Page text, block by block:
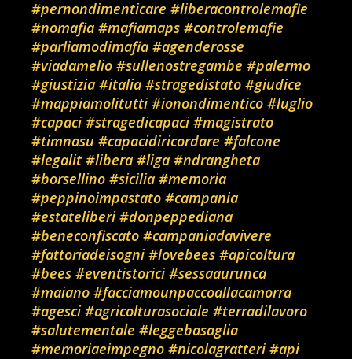
#pernondimenticare #liberacontrolemafie
#nomafia #mafiamaps #controlemafie
#parliamodimafia #agenderosse
#viadamelio #sullenostregambe #palermo
#giustizia #italia #stragedistato #giudice
#mappiamolitutti #ionondimentico #luglio
#capaci #stragedicapaci #magistrato
#timnasu #capacidiricordare #falcone
#legalit #libera #liga #ndrangheta
#borsellino #sicilia #memoria
#peppinoimpastato #campania
#estateliberi #donpeppediana
#beneconfiscato #campaniadavivere
#fattoriadeisogni #lovebees #apicoltura
#bees #eventistorici #sessaaurunca
#maiano #facciamounpaccoallacamorra
#agesci #agricolturasociale #terradilavoro
#salutementale #leggebasaglia
#memoriaeimpegno #nicolagratteri #api